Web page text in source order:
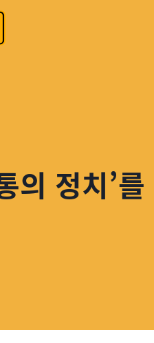
의 정치’